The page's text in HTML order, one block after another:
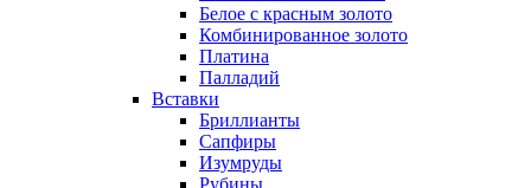
Белое с красным золото
Комбинированное золото
Платина
Палладий
Вставки
Бриллианты
Сапфиры
Изумруды
Рубины